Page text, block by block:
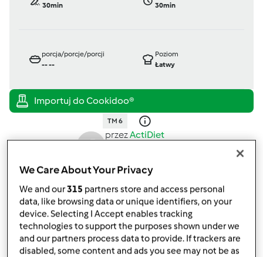
30min
30min
porcja/porcje/porcji
----
Poziom
Łatwy
TM 6
przezActiDiet
Dodaj do moich kolekcji
podziel się przepisem
Stwórz wariant
We Care About Your Privacy
We and our315 partners store and access personal
data, like browsing data or unique identifiers, on your
device. Selecting I Accept enables tracking
technologies to support the purposes shown under we
and our partners process data to provide. If trackers are
disabled, some content and ads you see may not be as